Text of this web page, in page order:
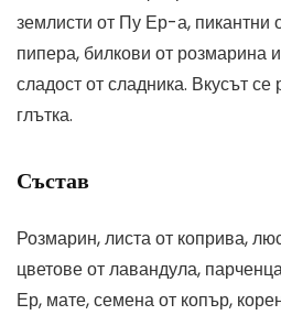
землисти от Пу Ер-а,
пипера, билкови от розмарина
сладост от сладника. Вкусът се
глътка.
Състав
Розмарин, листа от коприва,
цветове от лавандула,
Ер, мате, семена от копър,